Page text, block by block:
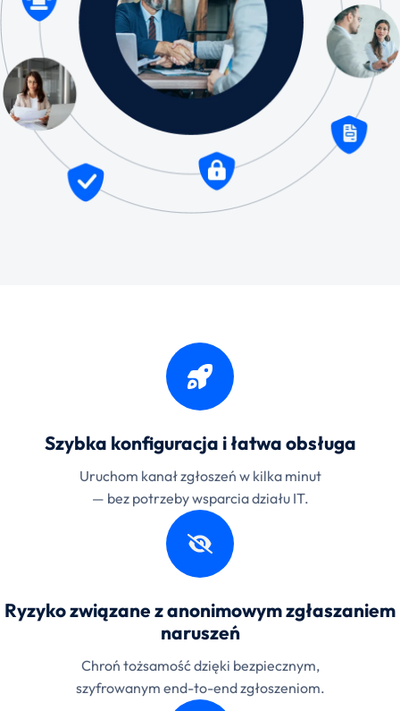
Szybka konfiguracja i łatwa obsługa
Uruchom kanał zgłoszeń w kilka minut
— bez potrzeby wsparcia działu IT.
Ryzyko związane z anonimowym zgłaszaniem
naruszeń
Chroń tożsamość dzięki bezpiecznym,
szyfrowanym end-to-end zgłoszeniom.